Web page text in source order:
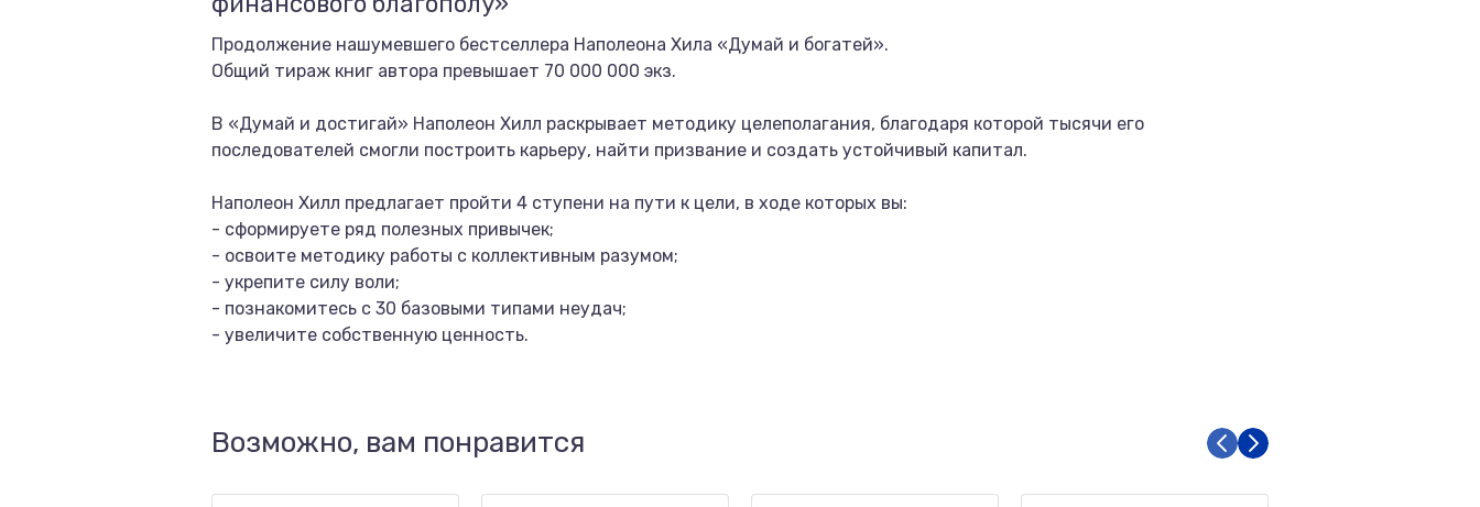
Продолжение нашумевшего бестселлера Наполеона Хила «Думай и богатей».
Общий тираж книг автора превышает 70 000 000 экз.
В «Думай и достигай» Наполеон Хилл раскрывает методику целеполагания, благодаря которой тысячи его
последователей смогли построить карьеру, найти призвание и создать устойчивый капитал.
Наполеон Хилл предлагает пройти 4 ступени на пути к цели, в ходе которых вы:
- сформируете ряд полезных привычек;
- освоите методику работы с коллективным разумом;
- укрепите силу воли;
- познакомитесь с 30 базовыми типами неудач;
- увеличите собственную ценность.
Возможно, вам понравится